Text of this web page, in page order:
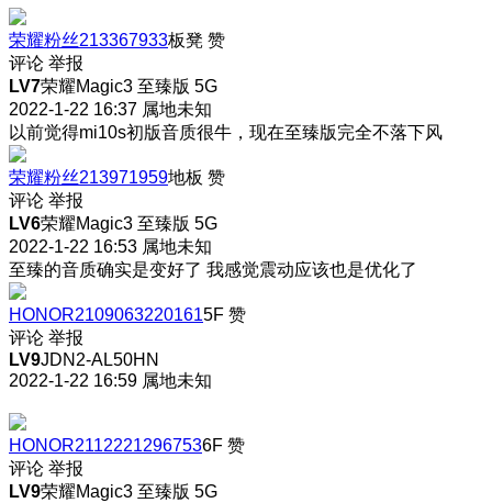
荣耀粉丝213367933板凳 赞
评论 举报
LV7荣耀Magic3 至臻版 5G
2022-1-22 16:37 属地未知
以前觉得mi10s初版音质很牛，现在至臻版完全不落下风
荣耀粉丝213971959地板 赞
评论 举报
LV6荣耀Magic3 至臻版 5G
2022-1-22 16:53 属地未知
至臻的音质确实是变好了 我感觉震动应该也是优化了
HONOR21090632201615F 赞
评论 举报
LV9JDN2-AL50HN
2022-1-22 16:59 属地未知
HONOR21122212967536F 赞
评论 举报
LV9荣耀Magic3 至臻版 5G